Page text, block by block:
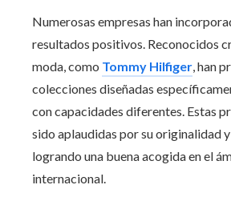
Numerosas empresas han
resultados positivos. Reconocidos
moda, como Tommy Hilfiger, han
colecciones diseñadas
con capacidades diferentes. Estas
sido aplaudidas por su originalidad
logrando una buena acogida en el
internacional.